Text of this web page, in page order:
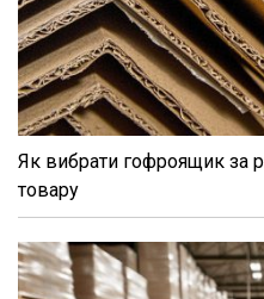
Як вибрати гофроящик за
товару